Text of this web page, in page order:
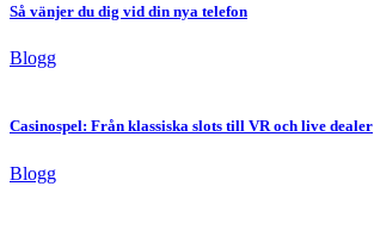
Så vänjer du dig vid din nya telefon
Blogg
Casinospel: Från klassiska slots till VR och live dealer
Blogg